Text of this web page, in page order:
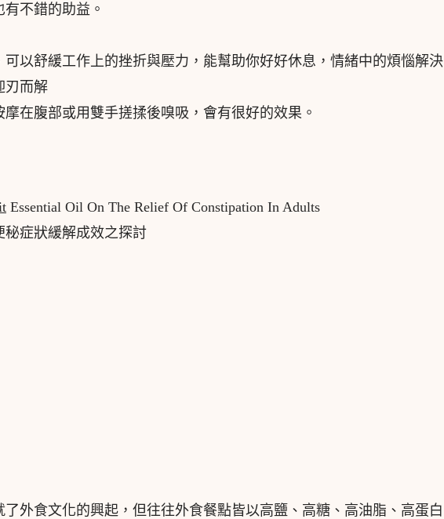
有不錯的助益。
可以舒緩工作上的挫折與壓力，能幫助你好好休息，情緒中的煩惱解決
刃而解
在腹部或用雙手搓揉後嗅吸，會有很好的效果。
Essential Oil On The Relief Of Constipation In Adults
秘症狀緩解成效之探討
外食文化的興起，但往往外食餐點皆以高鹽、高糖、高油脂、高蛋白